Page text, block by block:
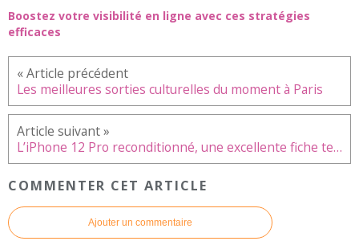
Boostez votre visibilité en ligne avec ces stratégies
efficaces
Les meilleures sorties culturelles du moment à Paris
L’iPhone 12 Pro reconditionné, une excellente fiche technique à un prix imbattable
COMMENTER CET ARTICLE
Ajouter un commentaire